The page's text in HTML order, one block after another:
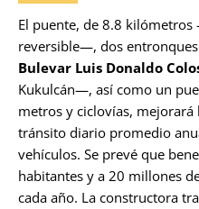
El puente, de 8.8
reversible—, dos
Bulevar Luis Donaldo
Kukulcán—, así como un
metros y ciclovías,
tránsito diario promedio
vehículos. Se prevé que
habitantes y a 20 millones
cada año. La constructora